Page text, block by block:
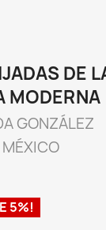
DE
MODERNA
GONZÁLEZ
5%!